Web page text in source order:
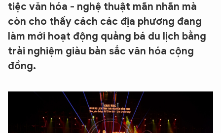
tiệc văn hóa - nghệ thuật mãn nhãn mà
còn cho thấy cách các địa phương đang
làm mới hoạt động quảng bá du lịch bằng
trải nghiệm giàu bản sắc văn hóa cộng
đồng.